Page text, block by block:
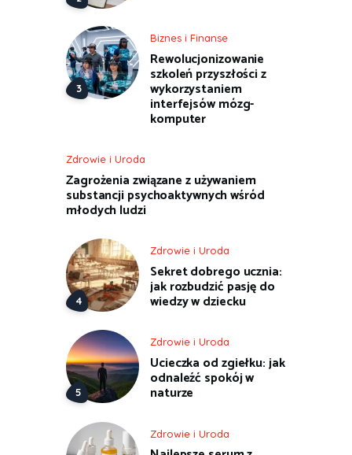
Biznes i Finanse
Rewolucjonizowanie
szkoleń przyszłości z
wykorzystaniem
interfejsów mózg-
komputer
Zdrowie i Uroda
Zagrożenia związane z używaniem
substancji psychoaktywnych wśród
młodych ludzi
Zdrowie i Uroda
Sekret dobrego ucznia:
jak rozbudzić pasję do
wiedzy w dziecku
Zdrowie i Uroda
Ucieczka od zgiełku: jak
odnaleźć spokój w
naturze
Zdrowie i Uroda